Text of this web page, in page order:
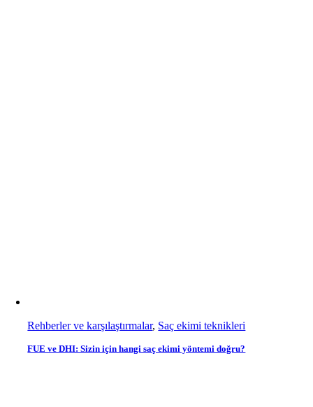
Rehberler ve karşılaştırmalar, Saç ekimi teknikleri
FUE ve DHI: Sizin için hangi saç ekimi yöntemi doğru?